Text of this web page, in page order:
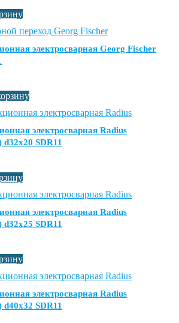
электросварная Georg Fischer
электросварная Radius
SDR11
электросварная Radius
SDR11
электросварная Radius
SDR11